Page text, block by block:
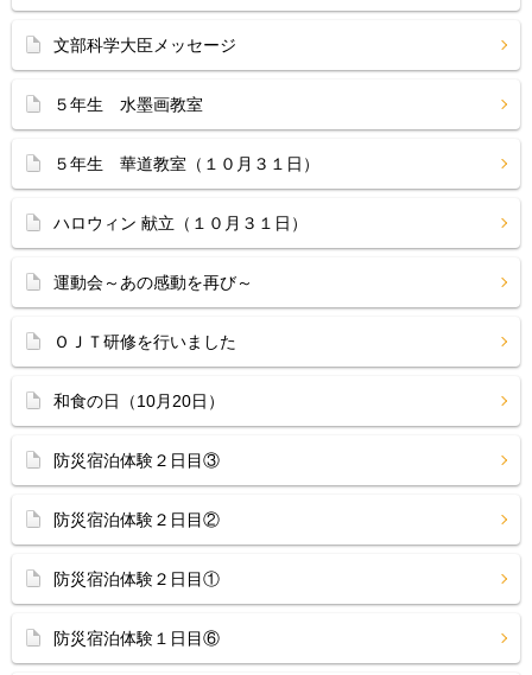
文部科学大臣メッセージ
５年生 水墨画教室
５年生 華道教室（１０月３１日）
ハロウィン 献立（１０月３１日）
運動会～あの感動を再び～
ＯＪＴ研修を行いました
和食の日（10月20日）
防災宿泊体験２日目③
防災宿泊体験２日目②
防災宿泊体験２日目①
防災宿泊体験１日目⑥